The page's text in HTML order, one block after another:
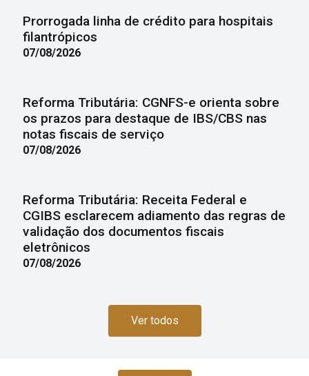
Prorrogada linha de crédito para hospitais
filantrópicos
07/08/2026
Reforma Tributária: CGNFS-e orienta sobre
os prazos para destaque de IBS/CBS nas
notas fiscais de serviço
07/08/2026
Reforma Tributária: Receita Federal e
CGIBS esclarecem adiamento das regras de
validação dos documentos fiscais
eletrônicos
07/08/2026
Ver todos